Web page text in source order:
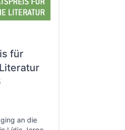
für
an die